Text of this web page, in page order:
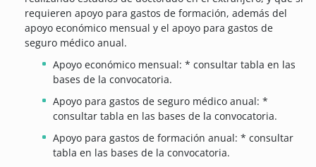
requieren apoyo para gastos de formación, además del
apoyo económico mensual y el apoyo para gastos de
seguro médico anual.
Apoyo económico mensual: * consultar tabla en las
bases de la convocatoria.
Apoyo para gastos de seguro médico anual: *
consultar tabla en las bases de la convocatoria.
Apoyo para gastos de formación anual: * consultar
tabla en las bases de la convocatoria.